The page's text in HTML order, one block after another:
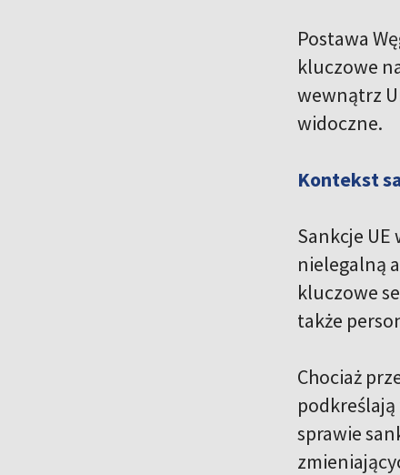
Postawa
kluczowe
wewnątrz
widoczne.
Kontekst
Sankcje UE
nielegalną
kluczowe
także
Chociaż
sprawie